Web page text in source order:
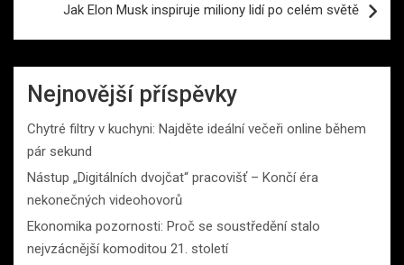
Jak Elon Musk inspiruje miliony lidí po celém světě
Nejnovější příspěvky
Chytré filtry v kuchyni: Najděte ideální večeři online během
pár sekund
Nástup „Digitálních dvojčat“ pracovišť – Končí éra
nekonečných videohovorů
Ekonomika pozornosti: Proč se soustředění stalo
nejvzácnější komoditou 21. století